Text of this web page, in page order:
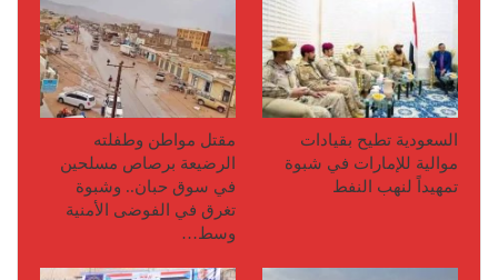
السعودية تطيح بقيادات
موالية للإمارات في شبوة
تمهيداً لنهب النفط
مقتل مواطن وطفلته
الرضيعة برصاص مسلحين
في سوق حبان.. وشبوة
تغرق في الفوضى الأمنية
وسط…